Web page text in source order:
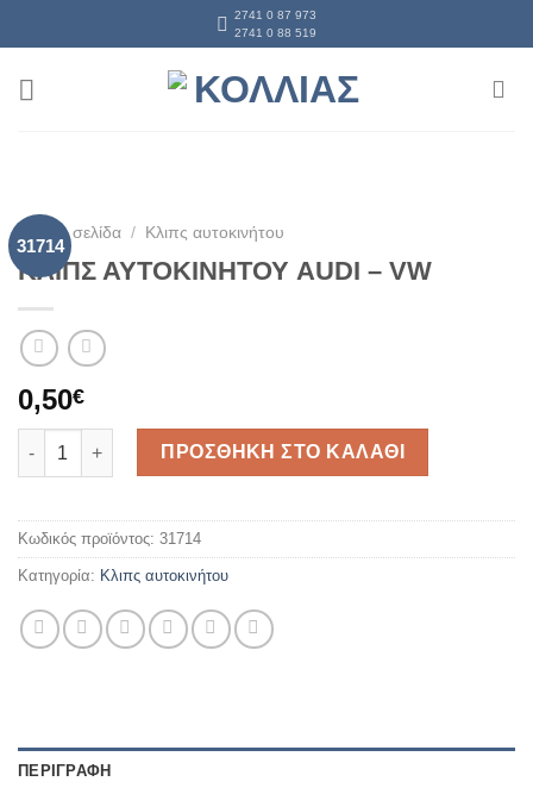
to
2741 0 87 973
2741 0 88 519
31714
Αρχική σελίδα / Κλιπς αυτοκινήτου
ΚΛΙΠΣ ΑΥΤΟΚΙΝΗΤΟΥ AUDI – VW
0,50€
ΚΛΙΠΣ ΑΥΤΟΚΙΝΗΤΟΥ AUDI – VW ποσότητα
ΠΡΟΣΘΗΚΗ ΣΤΟ ΚΑΛΑΘΙ
Κωδικός προϊόντος: 31714
Κατηγορία: Κλιπς αυτοκινήτου
ΠΕΡΙΓΡΑΦΗ